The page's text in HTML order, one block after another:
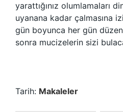
yarattığınız olumlamaları
uyanana kadar çalmasına
gün boyunca her gün
sonra mucizelerin sizi
Tarih: Makaleler